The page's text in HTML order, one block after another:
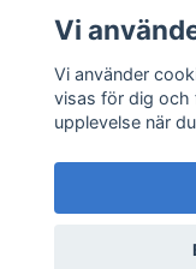
Sociala medier
©
Vi
Vi använder
visas för dig och
upplevelse när